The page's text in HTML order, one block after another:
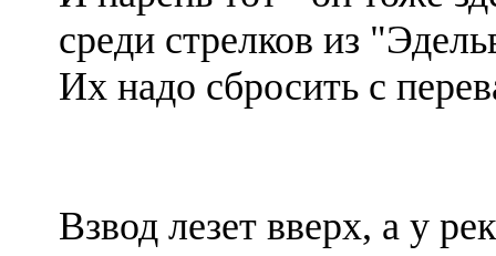
среди стрелков из
Их надо сбросить с
Взвод лезет вверх, а у